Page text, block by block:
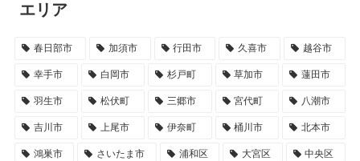
エリア
春日部市 加須市 行田市 久喜市 越谷市
幸手市 白岡市 杉戸町 草加市 蓮田市
羽生市 松伏町 三郷市 宮代町 八潮市
吉川市 上尾市 伊奈町 桶川市 北本市
鴻巣市 さいたま市 浦和区 大宮区 中央区